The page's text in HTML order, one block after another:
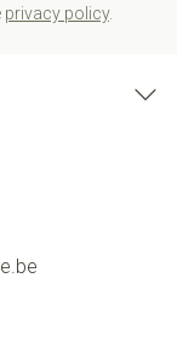
privacy policy.